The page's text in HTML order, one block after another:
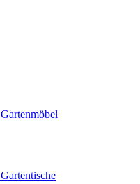
Gartenmöbel
Gartentische